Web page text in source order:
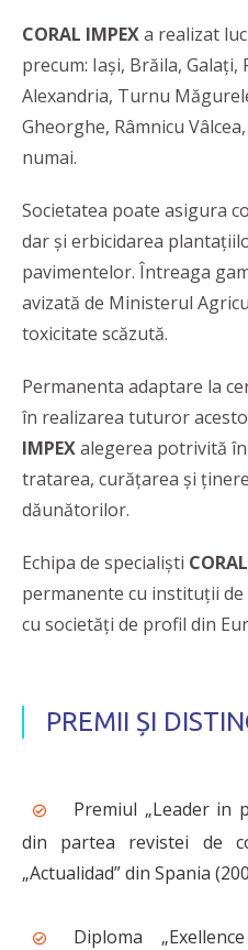
CORAL IMPEXa realizat
precum: Iași, Brăila, Galați,
Alexandria, Turnu
Gheorghe, Râmnicu
numai.
Societatea poate asigura
dar și erbicidarea
pavimentelor. Întreaga
avizată de Ministerul
toxicitate scăzută.
Permanenta adaptare la
în realizarea tuturor
IMPEXalegerea potrivită
tratarea, curățarea și
dăunătorilor.
Echipa de specialiști
permanente cu instituții
cu societăți de profil din
PREMII ȘI
Premiul „Leader in
din partea revistei de
„Actualidad” din Spania
Diploma